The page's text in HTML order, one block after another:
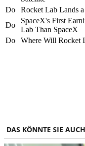
Do
Rocket Lab Lands
Do
SpaceX's First
Lab Than SpaceX
Do
Where Will Rocket